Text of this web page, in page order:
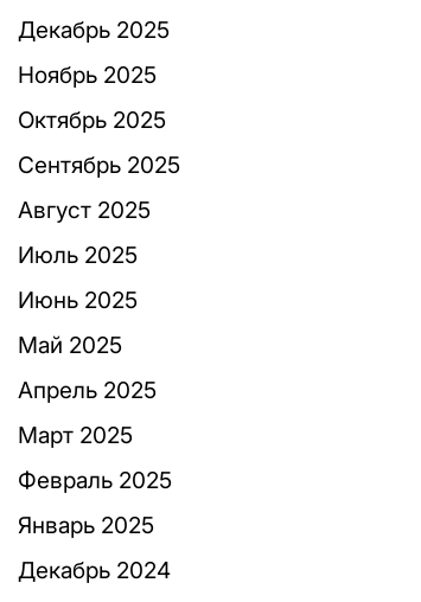
Декабрь 2025
Ноябрь 2025
Октябрь 2025
Сентябрь 2025
Август 2025
Июль 2025
Июнь 2025
Май 2025
Апрель 2025
Март 2025
Февраль 2025
Январь 2025
Декабрь 2024